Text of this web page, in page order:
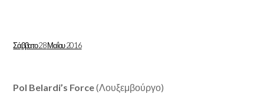
Σάββατο 28Μαΐου 2016
Pol Belardi’s Force(Λουξεμβούργο)